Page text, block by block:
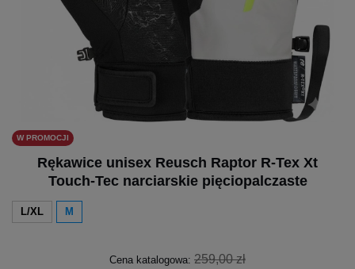
W PROMOCJI
Rękawice unisex Reusch Raptor R-Tex Xt
Touch-Tec narciarskie pięciopalczaste
L/XL M
Cena katalogowa: 259,00 zł